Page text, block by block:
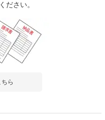
ださい。
ら